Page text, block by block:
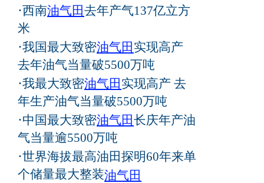
·西南油气田去年产气137亿立方
米
·我国最大致密油气田 实现高产
去年油气当量破5500万吨
·我最大致密油气田 实现高产 去
年生产油气当量破5500万吨
·中国最大致密油气田长庆年产油
气当量逾5500万吨
·世界海拔最高油田探明60年来单
个储量最大整装油气田